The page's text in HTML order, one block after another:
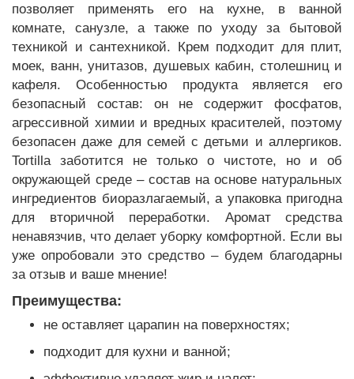
позволяет применять его на кухне, в ванной
комнате, санузле, а также по уходу за бытовой
техникой и сантехникой. Крем подходит для плит,
моек, ванн, унитазов, душевых кабин, столешниц и
кафеля. Особенностью продукта является его
безопасный состав: он не содержит фосфатов,
агрессивной химии и вредных красителей, поэтому
безопасен даже для семей с детьми и аллергиков.
Tortilla заботится не только о чистоте, но и об
окружающей среде – состав на основе натуральных
ингредиентов биоразлагаемый, а упаковка пригодна
для вторичной переработки. Аромат средства
ненавязчив, что делает уборку комфортной. Если вы
уже опробовали это средство – будем благодарны
за отзыв и ваше мнение!
Преимущества:
не оставляет царапин на поверхностях;
подходит для кухни и ванной;